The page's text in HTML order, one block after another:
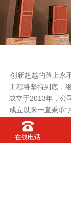
创新超越的路上永
工程将坚持到底，
成立于2013年，公
成立以来一直秉承
事业发展而努力”
在线电话